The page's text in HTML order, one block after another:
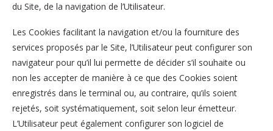
du Site, de la navigation de l’Utilisateur.
Les Cookies facilitant la navigation et/ou la fourniture des
services proposés par le Site, l’Utilisateur peut configurer son
navigateur pour qu’il lui permette de décider s’il souhaite ou
non les accepter de manière à ce que des Cookies soient
enregistrés dans le terminal ou, au contraire, qu’ils soient
rejetés, soit systématiquement, soit selon leur émetteur.
L’Utilisateur peut également configurer son logiciel de